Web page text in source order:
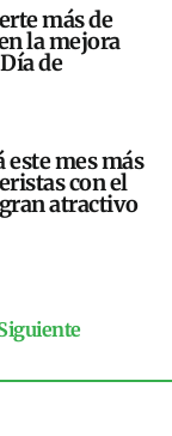
más de
la mejora
de
mes más
con el
atractivo